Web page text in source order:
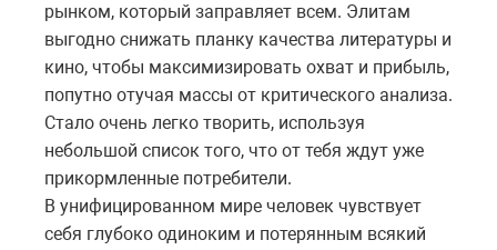
рынком, который заправляет всем. Элитам
выгодно снижать планку качества литературы и
кино, чтобы максимизировать охват и прибыль,
попутно отучая массы от критического анализа.
Стало очень легко творить, используя
небольшой список того, что от тебя ждут уже
прикормленные потребители.
В унифицированном мире человек чувствует
себя глубоко одиноким и потерянным всякий